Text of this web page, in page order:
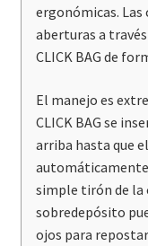
ergonómicas. Las
aberturas a
CLICK BAG de
El manejo es
CLICK BAG se
arriba hasta que
simple tirón de la
sobredepósito
ojos para